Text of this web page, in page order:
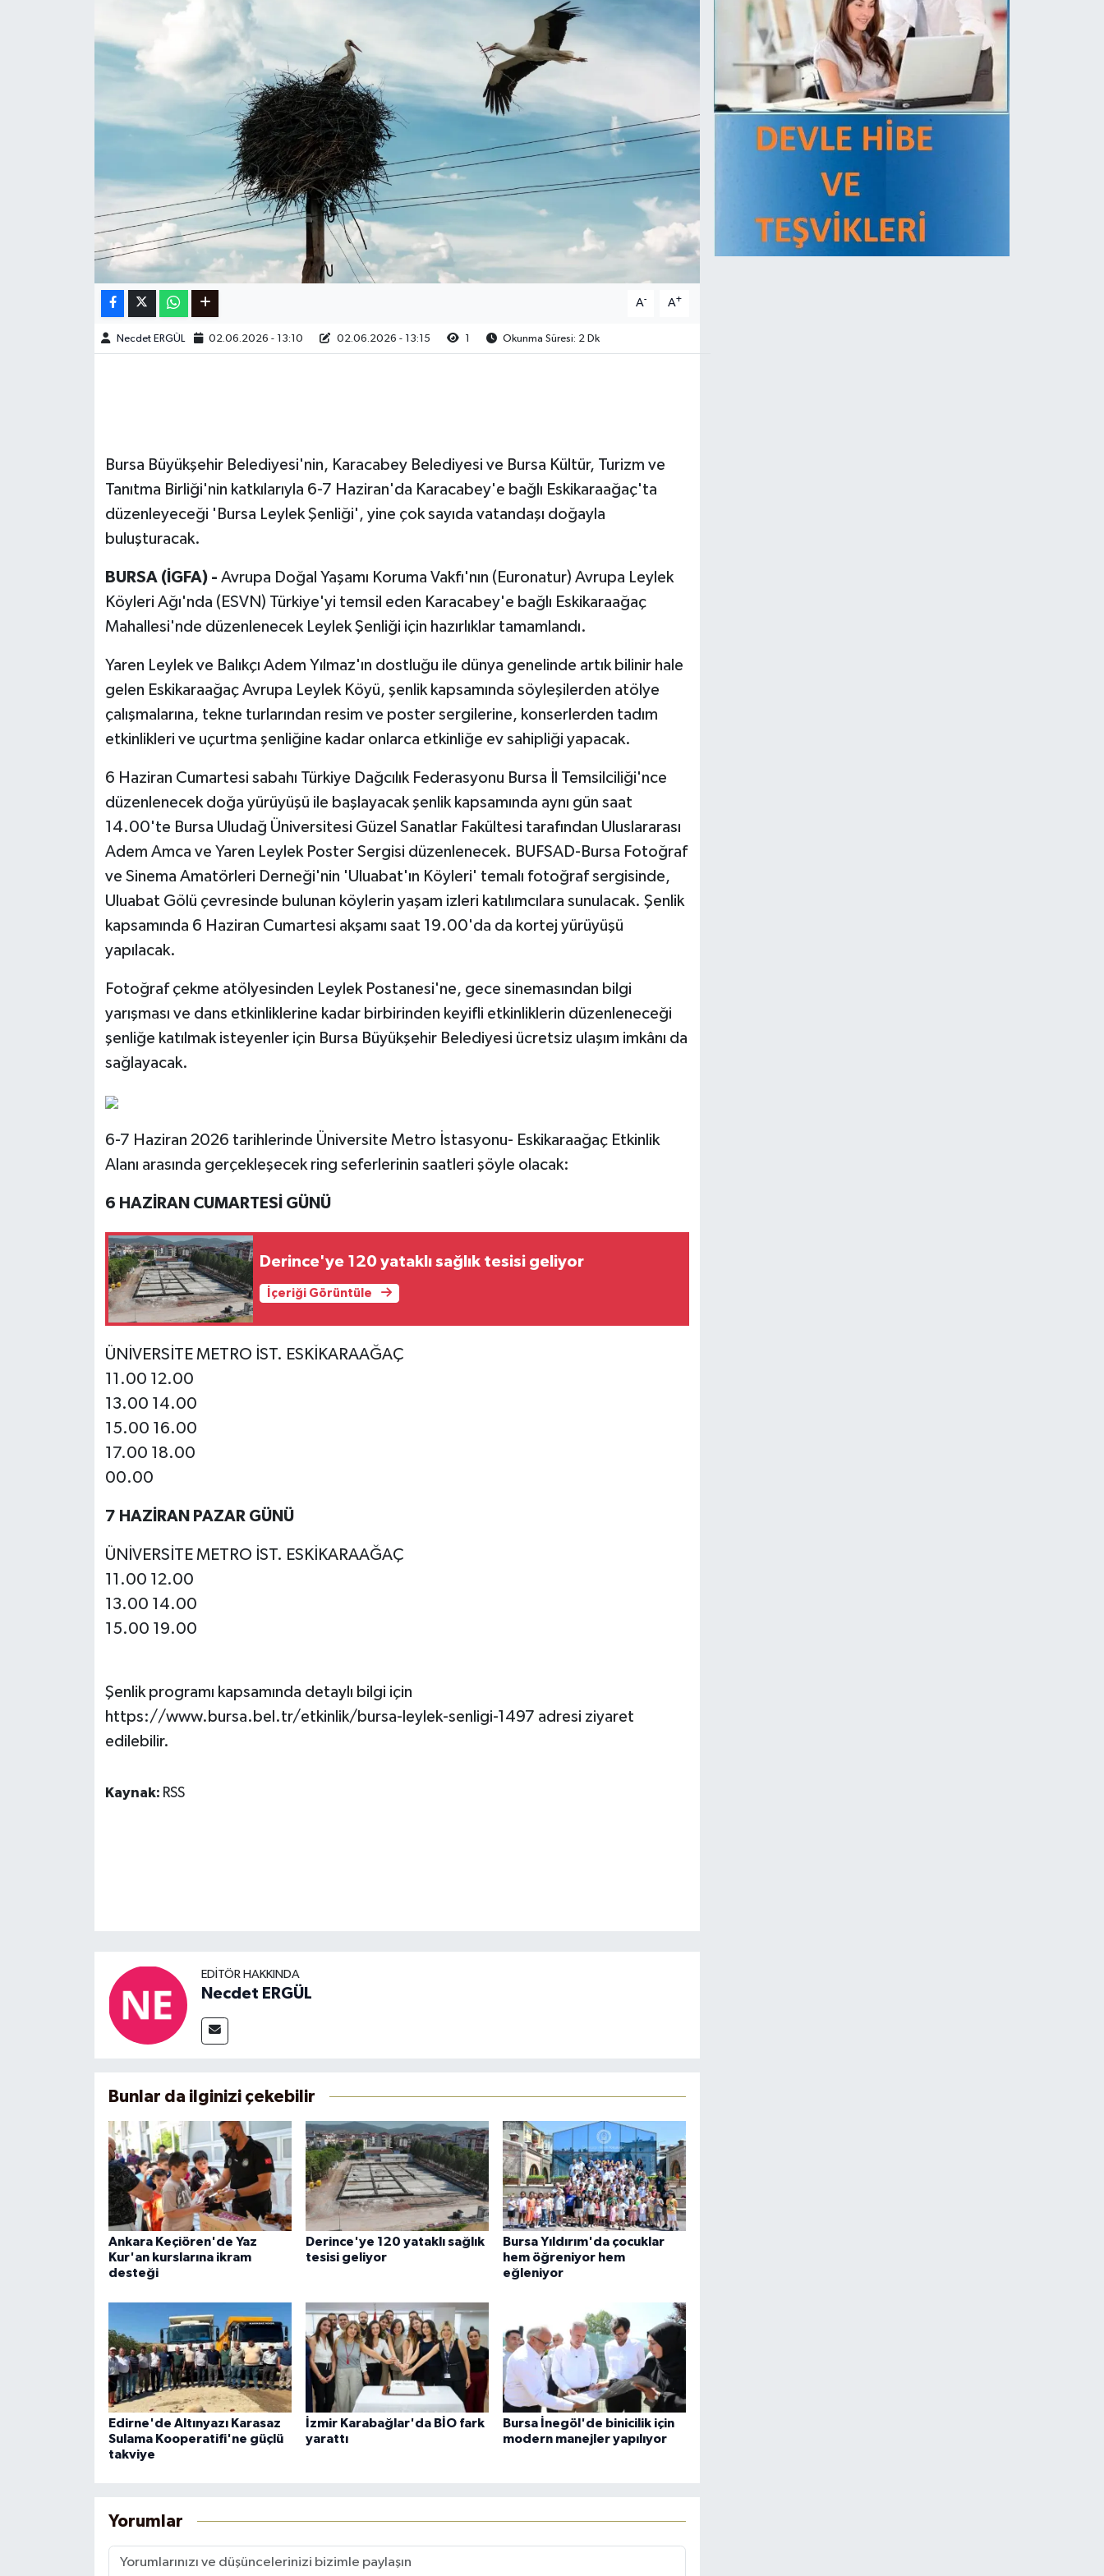
A- A+
Necdet ERGÜL 02.06.2026 - 13:10 02.06.2026 - 13:15 1 Okunma Süresi: 2 Dk
Bursa Büyükşehir Belediyesi'nin, Karacabey Belediyesi ve Bursa Kültür, Turizm ve
Tanıtma Birliği'nin katkılarıyla 6-7 Haziran'da Karacabey'e bağlı Eskikaraağaç'ta
düzenleyeceği 'Bursa Leylek Şenliği', yine çok sayıda vatandaşı doğayla
buluşturacak.
BURSA (İGFA) - Avrupa Doğal Yaşamı Koruma Vakfı'nın (Euronatur) Avrupa Leylek
Köyleri Ağı'nda (ESVN) Türkiye'yi temsil eden Karacabey'e bağlı Eskikaraağaç
Mahallesi'nde düzenlenecek Leylek Şenliği için hazırlıklar tamamlandı.
Yaren Leylek ve Balıkçı Adem Yılmaz'ın dostluğu ile dünya genelinde artık bilinir hale
gelen Eskikaraağaç Avrupa Leylek Köyü, şenlik kapsamında söyleşilerden atölye
çalışmalarına, tekne turlarından resim ve poster sergilerine, konserlerden tadım
etkinlikleri ve uçurtma şenliğine kadar onlarca etkinliğe ev sahipliği yapacak.
6 Haziran Cumartesi sabahı Türkiye Dağcılık Federasyonu Bursa İl Temsilciliği'nce
düzenlenecek doğa yürüyüşü ile başlayacak şenlik kapsamında aynı gün saat
14.00'te Bursa Uludağ Üniversitesi Güzel Sanatlar Fakültesi tarafından Uluslararası
Adem Amca ve Yaren Leylek Poster Sergisi düzenlenecek. BUFSAD-Bursa Fotoğraf
ve Sinema Amatörleri Derneği'nin 'Uluabat'ın Köyleri' temalı fotoğraf sergisinde,
Uluabat Gölü çevresinde bulunan köylerin yaşam izleri katılımcılara sunulacak. Şenlik
kapsamında 6 Haziran Cumartesi akşamı saat 19.00'da da kortej yürüyüşü
yapılacak.
Fotoğraf çekme atölyesinden Leylek Postanesi'ne, gece sinemasından bilgi
yarışması ve dans etkinliklerine kadar birbirinden keyifli etkinliklerin düzenleneceği
şenliğe katılmak isteyenler için Bursa Büyükşehir Belediyesi ücretsiz ulaşım imkânı da
sağlayacak.
6-7 Haziran 2026 tarihlerinde Üniversite Metro İstasyonu- Eskikaraağaç Etkinlik
Alanı arasında gerçekleşecek ring seferlerinin saatleri şöyle olacak:
6 HAZİRAN CUMARTESİ GÜNÜ
Derince'ye 120 yataklı sağlık tesisi geliyor
İçeriği Görüntüle
ÜNİVERSİTE METRO İST. ESKİKARAAĞAÇ
11.00 12.00
13.00 14.00
15.00 16.00
17.00 18.00
00.00
7 HAZİRAN PAZAR GÜNÜ
ÜNİVERSİTE METRO İST. ESKİKARAAĞAÇ
11.00 12.00
13.00 14.00
15.00 19.00
Şenlik programı kapsamında detaylı bilgi için
https://www.bursa.bel.tr/etkinlik/bursa-leylek-senligi-1497 adresi ziyaret
edilebilir.
Kaynak: RSS
EDITÖR HAKKINDA
Necdet ERGÜL
Bunlar da ilginizi çekebilir
Ankara Keçiören'de Yaz
Kur'an kurslarına ikram
desteği
Derince'ye 120 yataklı sağlık
tesisi geliyor
Bursa Yıldırım'da çocuklar
hem öğreniyor hem
eğleniyor
Edirne'de Altınyazı Karasaz
Sulama Kooperatifi'ne güçlü
takviye
İzmir Karabağlar'da BİO fark
yarattı
Bursa İnegöl'de binicilik için
modern manejler yapılıyor
Yorumlar